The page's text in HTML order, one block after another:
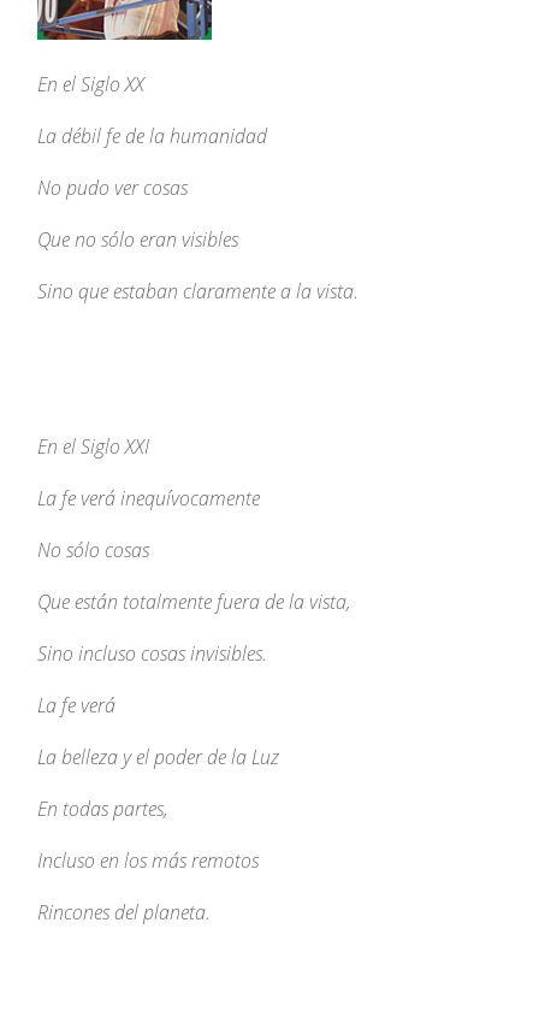
En el Siglo XX
La débil fe de la humanidad
No pudo ver cosas
Que no sólo eran visibles
Sino que estaban claramente a la vista.
En el Siglo XXI
La fe verá inequívocamente
No sólo cosas
Que están totalmente fuera de la vista,
Sino incluso cosas invisibles.
La fe verá
La belleza y el poder de la Luz
En todas partes,
Incluso en los más remotos
Rincones del planeta.